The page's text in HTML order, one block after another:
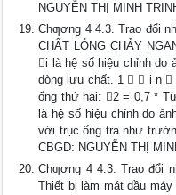
NGUYỄN THỊ MINH
Chƣơng 4 4.3. Trao đổi
CHẤT LỎNG CHẢY
i là hệ số hiệu chỉnh do
dòng lưu chất. 1   i n 
ống thứ hai: 2 = 0,7 *
là hệ số hiệu chỉnh do
với trục ống tra như
CBGD: NGUYỄN THỊ
Chƣơng 4 4.3. Trao đổi
Thiết bị làm mát dầu